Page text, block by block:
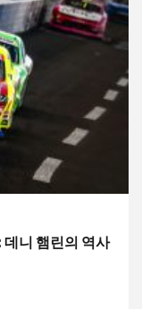
니 햄린의 역사